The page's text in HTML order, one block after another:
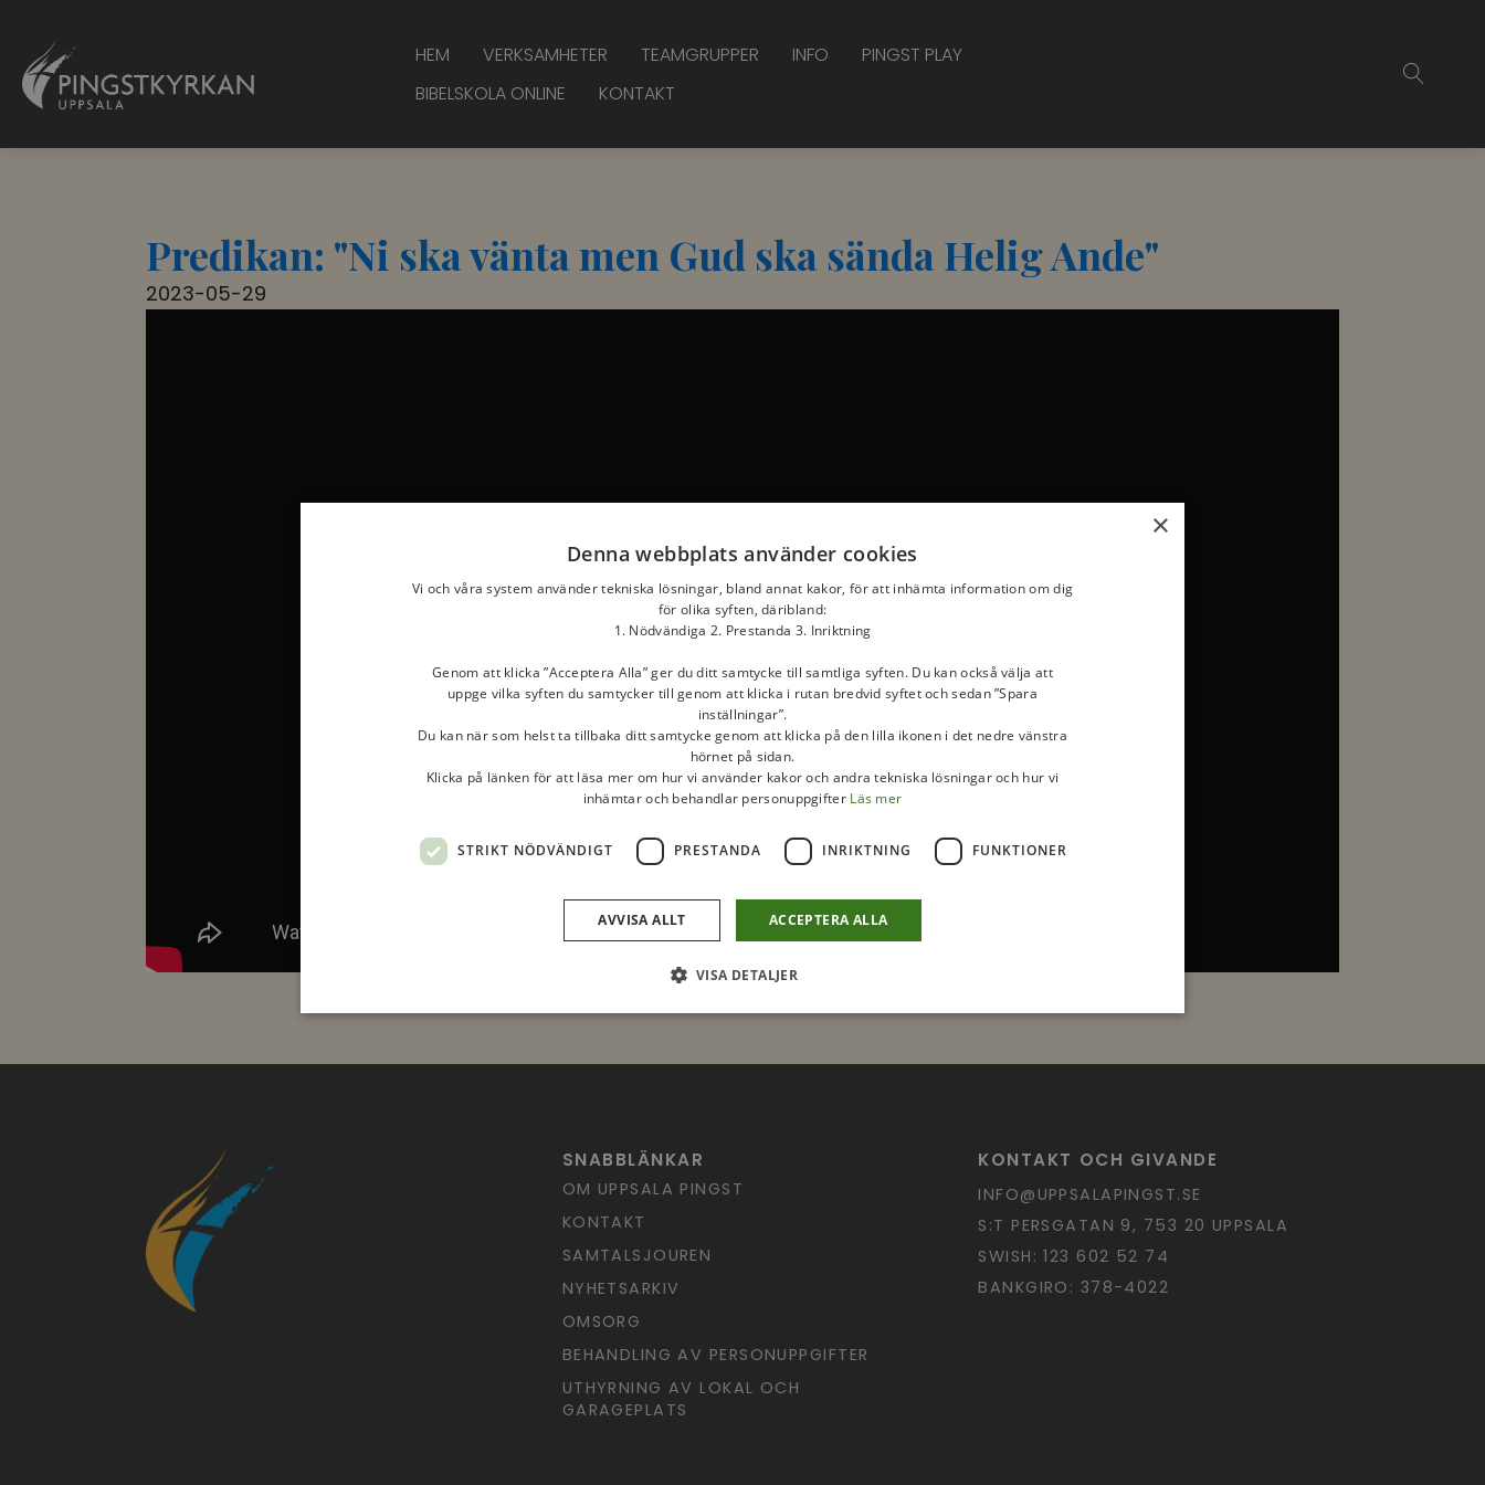
HEM VERKSAMHETER TEAMGRUPPER INFO
PINGST PLAY
BIBELSKOLA ONLINE
KONTAKT
Predikan: "Ni ska vänta men Gud ska sända Helig Ande"
2023-05-29
SNABBLÄNKAR
OM UPPSALA PINGST
KONTAKT
SAMTALSJOUREN
NYHETSARKIV
OMSORG
BEHANDLING AV PERSONUPPGIFTER
UTHYRNING AV LOKAL OCH
GARAGEPLATS
KONTAKT OCH GIVANDE
INFO@UPPSALAPINGST.SE
S:T PERSGATAN 9, 753 20 UPPSALA
SWISH: 123 602 52 74
BANKGIRO: 378-4022
×
Denna webbplats använder cookies
Vi och våra system använder tekniska lösningar, bland annat kakor, för att inhämta information om dig
för olika syften, däribland:
1. Nödvändiga 2. Prestanda 3. Inriktning
Genom att klicka ”Acceptera Alla” ger du ditt samtycke till samtliga syften. Du kan också välja att
uppge vilka syften du samtycker till genom att klicka i rutan bredvid syftet och sedan ”Spara
inställningar”.
Du kan när som helst ta tillbaka ditt samtycke genom att klicka på den lilla ikonen i det nedre vänstra
hörnet på sidan.
Klicka på länken för att läsa mer om hur vi använder kakor och andra tekniska lösningar och hur vi
inhämtar och behandlar personuppgifter Läs mer
STRIKT NÖDVÄNDIGT PRESTANDA INRIKTNING FUNKTIONER
ACCEPTERA ALLA
AVVISA ALLT
VISA DETALJER